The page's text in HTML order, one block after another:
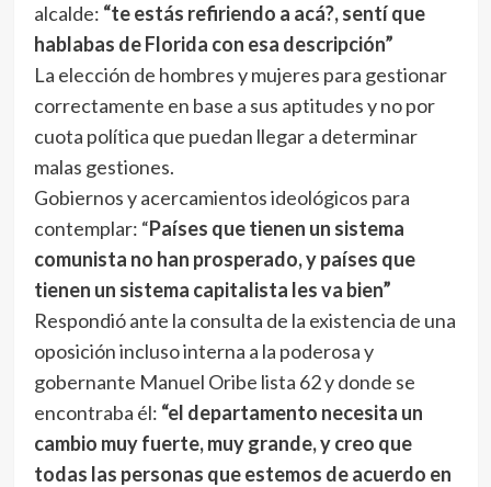
alcalde: “te estás refiriendo a acá?, sentí que
hablabas de Florida con esa descripción”
La elección de hombres y mujeres para gestionar
correctamente en base a sus aptitudes y no por
cuota política que puedan llegar a determinar
malas gestiones.
Gobiernos y acercamientos ideológicos para
contemplar: “Países que tienen un sistema
comunista no han prosperado, y países que
tienen un sistema capitalista les va bien”
Respondió ante la consulta de la existencia de una
oposición incluso interna a la poderosa y
gobernante Manuel Oribe lista 62 y donde se
encontraba él: “el departamento necesita un
cambio muy fuerte, muy grande, y creo que
todas las personas que estemos de acuerdo en